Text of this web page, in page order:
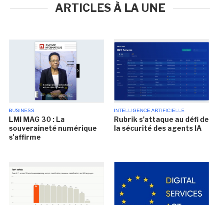
ARTICLES À LA UNE
BUSINESS
LMI MAG 30 : La
souveraineté numérique
s'affirme
INTELLIGENCE ARTIFICIELLE
Rubrik s'attaque au défi de
la sécurité des agents IA